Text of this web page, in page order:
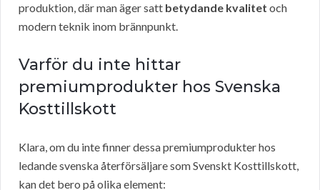
produktion, där man äger satt betydande kvalitet och
modern teknik inom brännpunkt.
Varför du inte hittar
premiumprodukter hos Svenska
Kosttillskott
Klara, om du inte finner dessa premiumprodukter hos
ledande svenska återförsäljare som Svenskt Kosttillskott,
kan det bero på olika element: